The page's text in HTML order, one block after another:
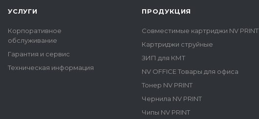
УСЛУГИ
Корпоративное
обслуживание
Гарантия и сервис
Техническая информация
ПРОДУКЦИЯ
Совместимые картриджи NV PRINT
Картриджи струйные
ЗИП для КМТ
NV OFFICE Товары для офиса
Тонер NV PRINT
Чернила NV PRINT
Чипы NV PRINT